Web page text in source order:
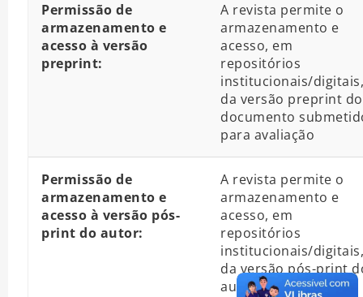
Permissão de
armazenamento e
acesso à versão
preprint:
A revista permite o
armazenamento e
acesso, em
repositórios
institucionais/digitais,
da versão preprint do
documento
para avaliação
Permissão de
armazenamento e
acesso à versão pós-
print do autor:
A revista permite o
armazenamento e
acesso, em
repositórios
institucionais/digitais,
da versão pós-print
autor